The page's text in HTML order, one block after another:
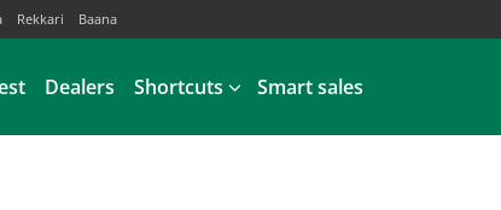
Rekkari Baana
Dealers Shortcuts Smart sales